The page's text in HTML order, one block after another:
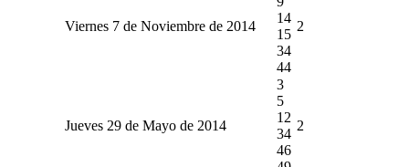
Viernes 7 de Noviembre de 2014
14
15
34
44
2
Jueves 29 de Mayo de 2014
3
5
12
34
46
2